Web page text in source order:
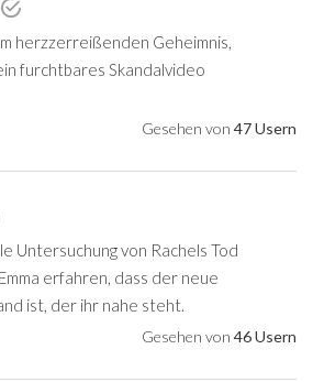
herzzerreißenden Geheimnis,
furchtbares Skandalvideo
Gesehen von 47 Usern
Untersuchung von Rachels Tod
erfahren, dass der neue
ist, der ihr nahe steht.
Gesehen von 46 Usern